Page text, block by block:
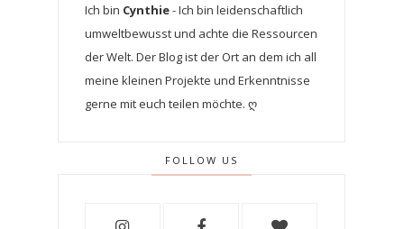
Ich bin Cynthie- Ich bin leidenschaftlich
umweltbewusst und achte die Ressourcen
der Welt. Der Blog ist der Ort an dem ich all
meine kleinen Projekte und Erkenntnisse
gerne mit euch teilen möchte. ღ
FOLLOW US